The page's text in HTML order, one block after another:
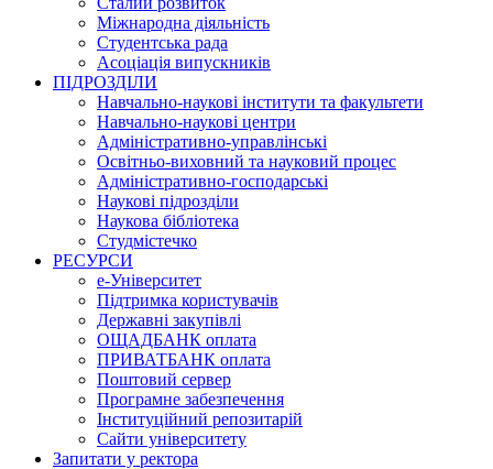
Міжнародна діяльність
Студентська рада
Асоціація випускників
ПІДРОЗДІЛИ
Навчально-наукові інститути та факультети
Навчально-наукові центри
Адміністративно-управлінські
Освітньо-виховний та науковий процес
Адміністративно-господарські
Наукові підрозділи
Наукова бібліотека
Студмістечко
РЕСУРСИ
е-Університет
Підтримка користувачів
Державні закупівлі
ОЩАДБАНК оплата
ПРИВАТБАНК оплата
Поштовий сервер
Програмне забезпечення
Інституційний репозитарій
Сайти університету
Запитати у ректора